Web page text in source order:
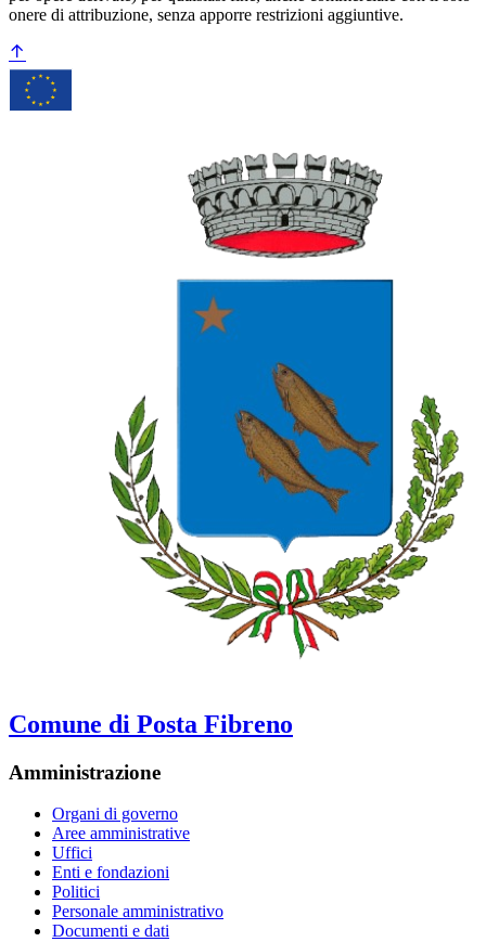
onere di attribuzione, senza apporre restrizioni aggiuntive.
Comune di Posta Fibreno
Amministrazione
Organi di governo
Aree amministrative
Uffici
Enti e fondazioni
Politici
Personale amministrativo
Documenti e dati